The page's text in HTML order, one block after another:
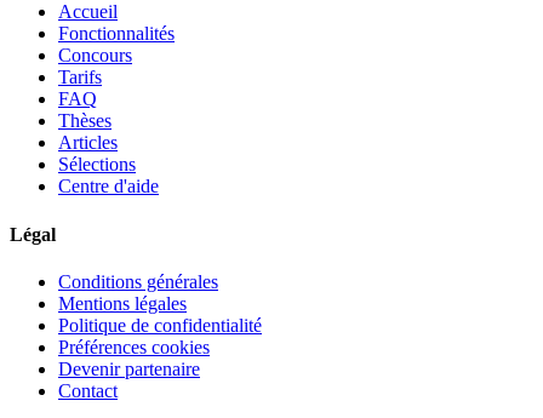
Accueil
Fonctionnalités
Concours
Tarifs
FAQ
Thèses
Articles
Sélections
Centre d'aide
Légal
Conditions générales
Mentions légales
Politique de confidentialité
Préférences cookies
Devenir partenaire
Contact